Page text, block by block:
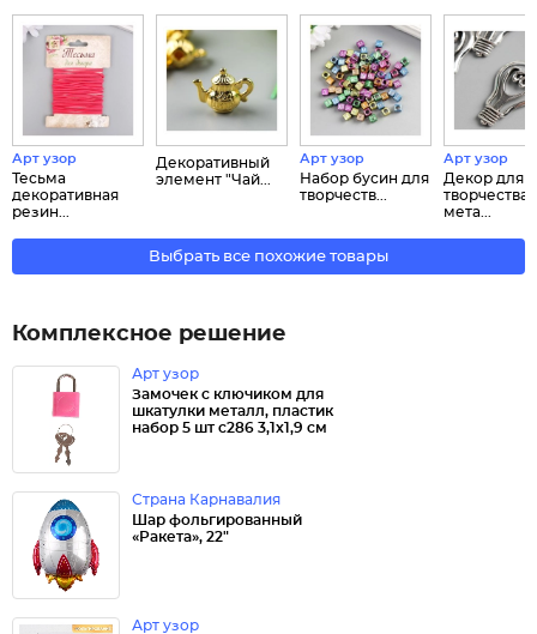
Арт узор
Тесьма
декоративная
резин...
Декоративный
элемент "Чай...
Арт узор
Набор бусин для
творчеств...
Арт узор
Декор для
творчества
мета...
Выбрать все похожие товары
Комплексное решение
Арт узор
Замочек с ключиком для
шкатулки металл, пластик
набор 5 шт с286 3,1х1,9 см
Страна Карнавалия
Шар фольгированный
«Ракета», 22"
Арт узор